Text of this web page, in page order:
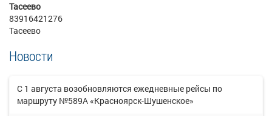
Тасеево
83916421276
Тасеево
Новости
С 1 августа возобновляются ежедневные рейсы по
маршруту №589А «Красноярск-Шушенское»